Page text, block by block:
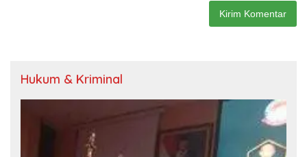
Hukum & Kriminal